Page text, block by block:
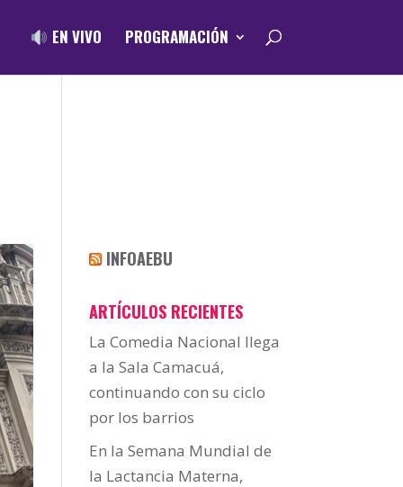
EN VIVO PROGRAMACIÓN
INFOAEBU
ARTÍCULOS RECIENTES
La Comedia Nacional llega
a la Sala Camacuá,
continuando con su ciclo
por los barrios
En la Semana Mundial de
la Lactancia Materna,